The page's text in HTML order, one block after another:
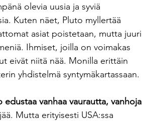
olevia uusia ja syviä
Kuten näet, Pluto myllertää
asiat poistetaan, mutta juuri
Ihmiset, joilla on voimakas
eivät niitä nää. Monilla erittäin
yhdistelmä syntymäkartassaan.
edustaa vanhaa vaurautta, vanhoja
Mutta erityisesti USA:ssa